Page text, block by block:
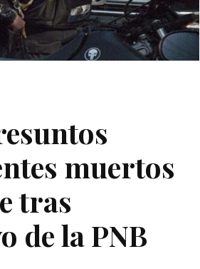
muertos
tras
de la PNB